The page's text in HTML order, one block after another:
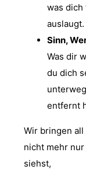
was dich
auslaugt.
Sinn,
Was dir
du dich
entfernt
Wir bringen all
nicht mehr
siehst,